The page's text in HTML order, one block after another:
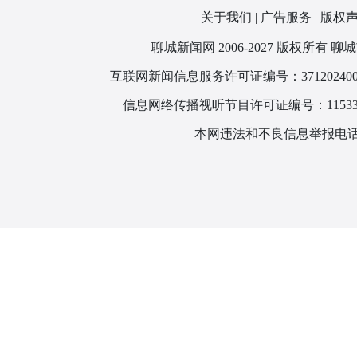
关于我们 | 广告服务 | 版权
聊城新闻网 2006-2027 版权所有 聊
互联网新闻信息服务许可证编号：
信息网络传播视听节目许可证编号：
本网违法和不良信息举报电